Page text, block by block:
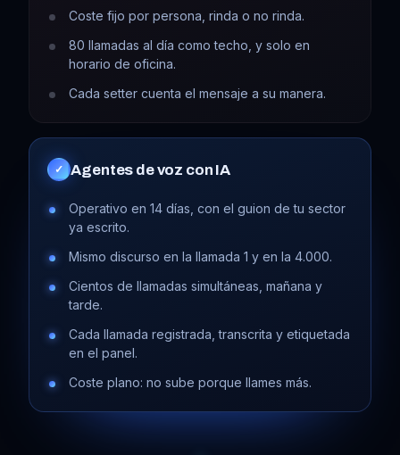
Coste fijo por persona, rinda o no rinda.
80 llamadas al día como techo, y solo en
horario de oficina.
Cada setter cuenta el mensaje a su manera.
✓ Agentes de voz con IA
Operativo en 14 días, con el guion de tu sector
ya escrito.
Mismo discurso en la llamada 1 y en la 4.000.
Cientos de llamadas simultáneas, mañana y
tarde.
Cada llamada registrada, transcrita y etiquetada
en el panel.
Coste plano: no sube porque llames más.